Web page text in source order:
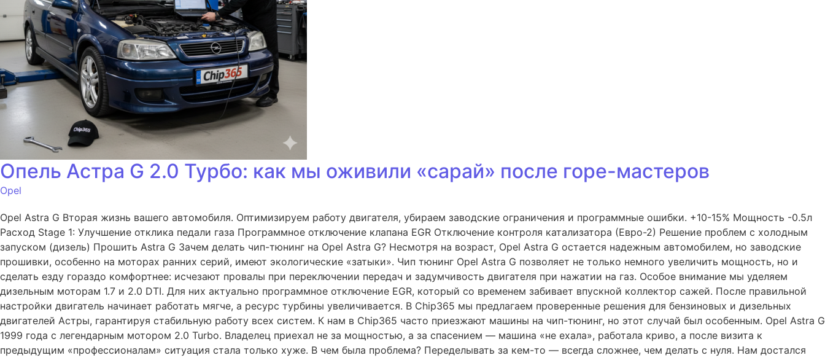
Опель Астра G 2.0 Турбо: как мы оживили «сарай» после горе-мастеров
Opel
Opel Astra G Вторая жизнь вашего автомобиля. Оптимизируем работу двигателя, убираем заводские ограничения и программные ошибки. +10-15% Мощность -0.5л
Расход Stage 1: Улучшение отклика педали газа Программное отключение клапана EGR Отключение контроля катализатора (Евро-2) Решение проблем с холодным
запуском (дизель) Прошить Astra G Зачем делать чип-тюнинг на Opel Astra G? Несмотря на возраст, Opel Astra G остается надежным автомобилем, но заводские
прошивки, особенно на моторах ранних серий, имеют экологические «затыки». Чип тюнинг Opel Astra G позволяет не только немного увеличить мощность, но и
сделать езду гораздо комфортнее: исчезают провалы при переключении передач и задумчивость двигателя при нажатии на газ. Особое внимание мы уделяем
дизельным моторам 1.7 и 2.0 DTI. Для них актуально программное отключение EGR, который со временем забивает впускной коллектор сажей. После правильной
настройки двигатель начинает работать мягче, а ресурс турбины увеличивается. В Chip365 мы предлагаем проверенные решения для бензиновых и дизельных
двигателей Астры, гарантируя стабильную работу всех систем. К нам в Chip365 часто приезжают машины на чип-тюнинг, но этот случай был особенным. Opel Astra G
1999 года с легендарным мотором 2.0 Turbo. Владелец приехал не за мощностью, а за спасением — машина «не ехала», работала криво, а после визита к
предыдущим «профессионалам» ситуация стала только хуже. В чем была проблема? Переделывать за кем-то — всегда сложнее, чем делать с нуля. Нам достался